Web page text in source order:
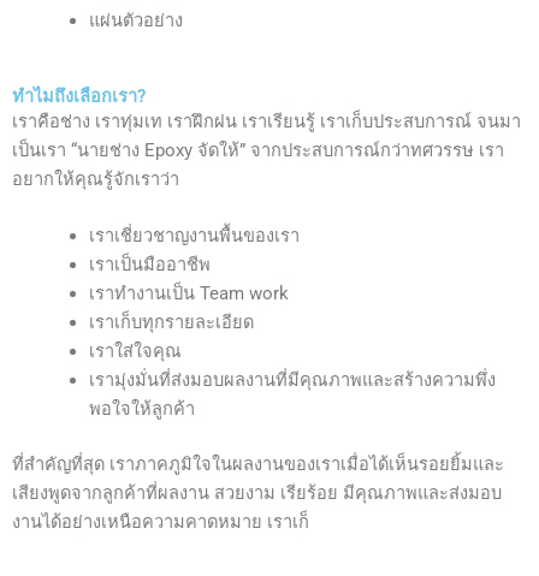
แผ่นตัวอย่าง
ทำไมถึงเลือกเรา?
เราคือช่าง เราทุ่มเท เราฝึกฝน เราเรียนรู้ เราเก็บประสบการณ์ จนมา
เป็นเรา “นายช่าง Epoxy จัดให้” จากประสบการณ์กว่าทศวรรษ เรา
อยากให้คุณรู้จักเราว่า
เราเชี่ยวชาญงานพื้นของเรา
เราเป็นมืออาชีพ
เราทำงานเป็น Team work
เราเก็บทุกรายละเอียด
เราใส่ใจคุณ
เรามุ่งมั่นที่ส่งมอบผลงานที่มีคุณภาพและสร้างความพึ่ง
พอใจให้ลูกค้า
ที่สำคัญที่สุด เราภาคภูมิใจในผลงานของเราเมื่อได้เห็นรอยยิ้มและ
เสียงพูดจากลูกค้าที่ผลงาน สวยงาม เรียร้อย มีคุณภาพและส่งมอบ
งานได้อย่างเหนือความคาดหมาย เราเก็